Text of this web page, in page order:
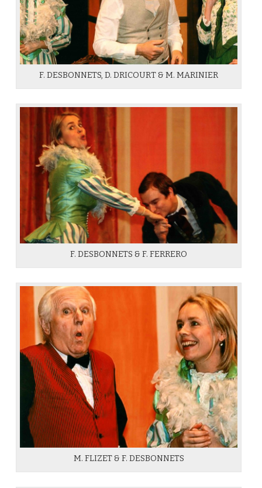
F. DESBONNETS, D. DRICOURT & M. MARINIER
F. DESBONNETS & F. FERRERO
M. FLIZET & F. DESBONNETS